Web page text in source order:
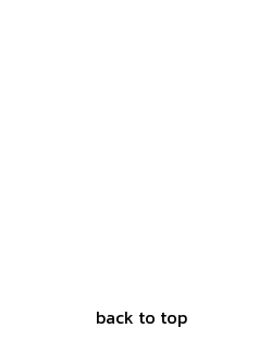
back to top